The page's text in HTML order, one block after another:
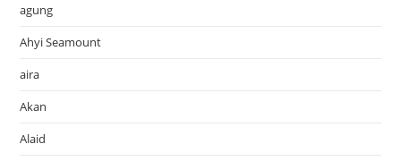
agung
Ahyi Seamount
aira
Akan
Alaid